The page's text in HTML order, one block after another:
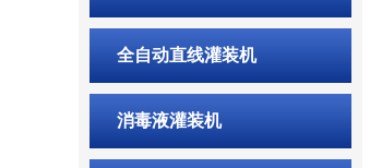
全自动直线灌装机
消毒液灌装机